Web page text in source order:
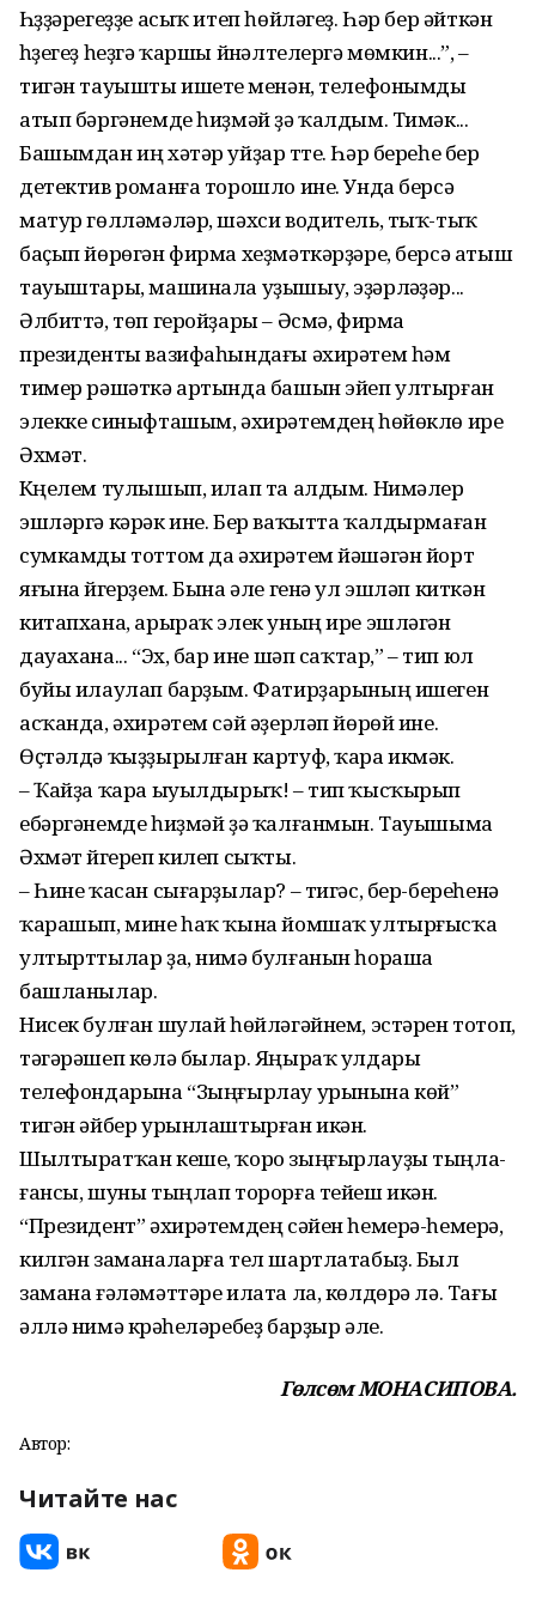
Һүҙҙәрегеҙҙе асыҡ итеп һөйләгеҙ. Һәр бер әйткән
һүҙегеҙ һеҙгә ҡаршы йүнәлтелергә мөмкин...”, –
тигән тауышты ишетеү менән, телефонымды
атып бәргәнемде һиҙмәй ҙә ҡалдым. Тимәк...
Башымдан иң хәтәр уйҙар үтте. Һәр береһе бер
детектив романға торошло ине. Унда берсә
матур гөллә­мәләр, шәхси водитель, тыҡ-тыҡ
баҫып йөрөгән фирма хеҙ­мәт­кәрҙәре, берсә атыш
тауыштары, машинала уҙышыу, эҙәр­ләүҙәр...
Әлбиттә, төп геройҙары – Әсмә, фирма
президенты вазифаһын­дағы әхирә­тем һәм
тимер рә­шәткә артында башын эйеп ултырған
элекке синыфташым, әхирәтемдең һөйөклө ире
Әхмәт.
Күңелем тулышып, илап та алдым. Нимәлер
эшләргә кәрәк ине. Бер ваҡытта ҡалдырмаған
сумкамды тоттом да әхирәтем йә­шәгән йорт
яғына йүгерҙем. Бына әле генә ул эшләп киткән
китапхана, арыраҡ элек уның ире эшләгән
дауахана... “Эх, бар ине шәп саҡтар,” – тип юл
буйы илау­лап барҙым. Фатирҙарының ишеген
асҡанда, әхирәтем сәй әҙерләп йөрөй ине.
Өҫтәлдә ҡыҙ­ҙырылған картуф, ҡара икмәк.
– Ҡайҙа ҡара ыуылдырыҡ! – тип ҡысҡырып
ебәргәнемде һиҙмәй ҙә ҡалғанмын. Тауышыма
Әхмәт йүгереп килеп сыҡты.
– Һине ҡасан сығарҙылар? – тигәс, бер-береһенә
ҡарашып, мине һаҡ ҡына йомшаҡ ултыр­ғысҡа
ултырттылар ҙа, нимә булғанын һораша
башланылар.
Нисек булған шулай һөй­лә­гәйнем, эстәрен тотоп,
тәгәрәшеп көлә былар. Яңыраҡ улдары
телефондарына “Зыңғырлау урынына көй”
тигән әйбер урын­лаштырған икән.
Шылтыратҡан кеше, ҡоро зыңғырлауҙы тыңла­
ғансы, шуны тыңлап торорға тейеш икән.
“Президент” әхирәтемдең сә­йен һемерә-һемерә,
килгән за­маналарға тел шартлатабыҙ. Был
замана ғәләмәттәре илата ла, көл­дөрә лә. Тағы
әллә нимә кү­рә­һеләребеҙ барҙыр әле.
Гөлсөм МОНАСИПОВА.
Автор:
Читайте нас